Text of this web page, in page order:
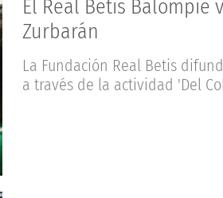
El Real Betis Balompié
Zurbarán
La Fundación Real Betis
a través de la actividad 'Del